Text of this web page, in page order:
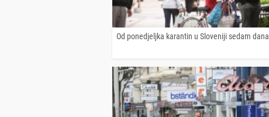
Od ponedjeljka karantin u Sloveniji sedam dana